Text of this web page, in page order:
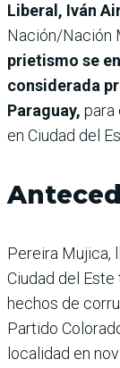
Liberal, Iván
Nación/Nación
prietismo se
considerada
Paraguay, para
en Ciudad del
Pereira Mujica,
Ciudad del
hechos de
Partido
localidad en